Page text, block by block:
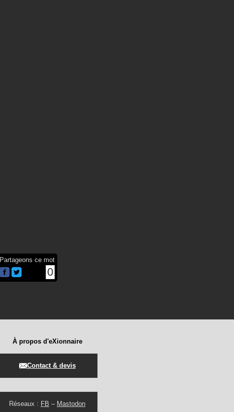
Partageons ce mot
0
À propos d'eXionnaire
Contact & devis
Réseaux : FB – Mastodon